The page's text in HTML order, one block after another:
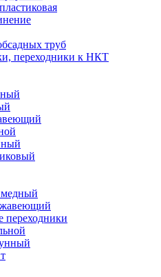
труб
переходники к НКТ
переходники